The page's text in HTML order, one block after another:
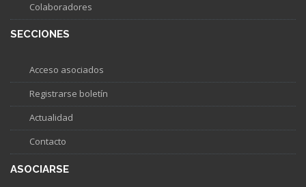
Colaboradores
SECCIONES
Acceso asociados
Registrarse boletín
Actualidad
Contacto
ASOCIARSE